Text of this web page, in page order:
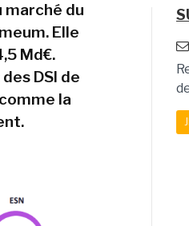
marché du
Elle
Md€.
DSI de
la